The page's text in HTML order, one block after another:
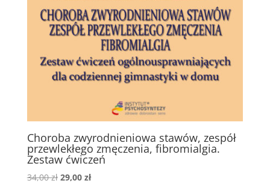
Choroba zwyrodnieniowa stawów, zespół
przewlekłego zmęczenia, fibromialgia.
Zestaw ćwiczeń
34,00zł Pierwotna
29,00 złAktualna